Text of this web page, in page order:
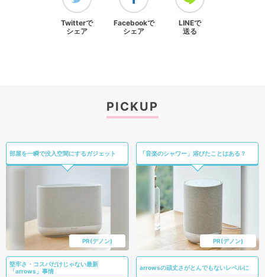
Twitterで
シェア
Facebookで
シェア
LINEで
送る
PICKUP
部屋を一瞬で没入空間にするガジェット
PR(デノン)
「音楽のシャワー」浴びたことはある？
PR(デノン)
堅牢さ・コスパだけじゃない最新
「arrows」事情
arrowsの頑丈さがとんでもないレベルに